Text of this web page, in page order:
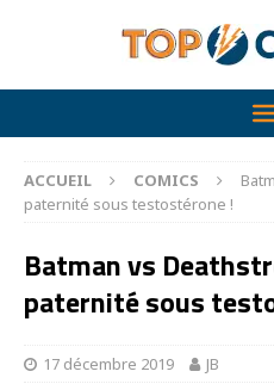
ACCUEIL COMICS
paternité sous testostérone !
Batman vs
paternité sous
17 décembre 2019 JB